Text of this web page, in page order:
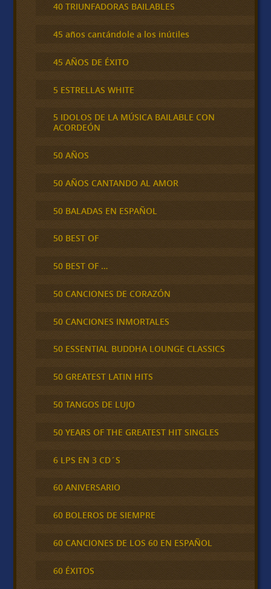
40 TRIUNFADORAS BAILABLES
45 años cantándole a los inútiles
45 AÑOS DE ÉXITO
5 ESTRELLAS WHITE
5 IDOLOS DE LA MÚSICA BAILABLE CON
ACORDEÓN
50 AÑOS
50 AÑOS CANTANDO AL AMOR
50 BALADAS EN ESPAÑOL
50 BEST OF
50 BEST OF …
50 CANCIONES DE CORAZÓN
50 CANCIONES INMORTALES
50 ESSENTIAL BUDDHA LOUNGE CLASSICS
50 GREATEST LATIN HITS
50 TANGOS DE LUJO
50 YEARS OF THE GREATEST HIT SINGLES
6 LPS EN 3 CD´S
60 ANIVERSARIO
60 BOLEROS DE SIEMPRE
60 CANCIONES DE LOS 60 EN ESPAÑOL
60 ÉXITOS